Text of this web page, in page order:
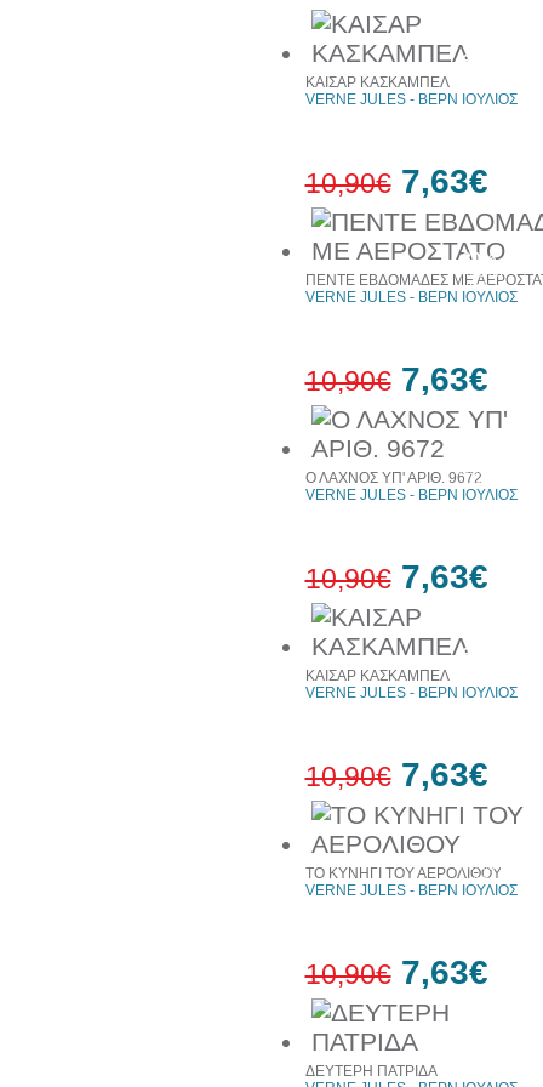
30%
30%
έκπτωση
web
ΚΑΙΣΑΡ ΚΑΣΚΑΜΠΕΛ
VERNE JULES - ΒΕΡΝ ΙΟΥΛΙΟΣ
10,90€ 7,63€
έκπτωση
web
ΠΕΝΤΕ ΕΒΔΟΜΑΔΕΣ ΜΕ
VERNE JULES - ΒΕΡΝ ΙΟΥΛΙΟΣ
10,90€ 7,63€
30%
Ο ΛΑΧΝΟΣ ΥΠ' ΑΡΙΘ. 9672
VERNE JULES - ΒΕΡΝ ΙΟΥΛΙΟΣ
10,90€ 7,63€
έκπτωση
web
ΚΑΙΣΑΡ ΚΑΣΚΑΜΠΕΛ
VERNE JULES - ΒΕΡΝ ΙΟΥΛΙΟΣ
10,90€ 7,63€
ΤΟ ΚΥΝΗΓΙ ΤΟΥ ΑΕΡΟΛΙΘΟΥ
VERNE JULES - ΒΕΡΝ ΙΟΥΛΙΟΣ
10,90€ 7,63€
ΔΕΥΤΕΡΗ ΠΑΤΡΙΔΑ